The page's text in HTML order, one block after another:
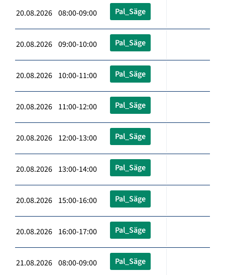
20.08.2026 08:00-09:00 Pal_Säge
20.08.2026 09:00-10:00 Pal_Säge
20.08.2026 10:00-11:00 Pal_Säge
20.08.2026 11:00-12:00 Pal_Säge
20.08.2026 12:00-13:00 Pal_Säge
20.08.2026 13:00-14:00 Pal_Säge
20.08.2026 15:00-16:00 Pal_Säge
20.08.2026 16:00-17:00 Pal_Säge
21.08.2026 08:00-09:00 Pal_Säge